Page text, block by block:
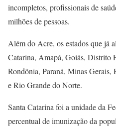
incompletos, profissionais de
milhões de pessoas.
Além do Acre, os estados que já
Catarina, Amapá, Goiás, Distrito
Rondônia, Paraná, Minas
e Rio Grande do Norte.
Santa Catarina foi a unidade da
percentual de imunização da